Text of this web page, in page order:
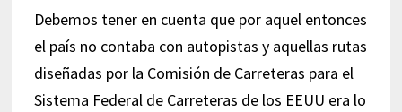
Debemos tener en cuenta que por aquel entonces
el país no contaba con autopistas y aquellas rutas
diseñadas por la Comisión de Carreteras para el
Sistema Federal de Carreteras de los EEUU era lo